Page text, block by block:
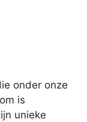
onder onze
is
unieke